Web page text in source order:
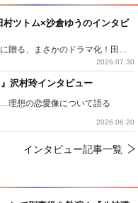
村ツトム×沙倉ゆうのインタビ
『侍タイムスリッパー』ファンに贈る、まさかのドラマ化！田村ツトム×沙倉ゆうのが語る『心配無用ノ介』撮影秘話
2026.07.30
沢村玲インタビュー
理想の恋愛像について語る
2026.06.20
インタビュー記事一覧